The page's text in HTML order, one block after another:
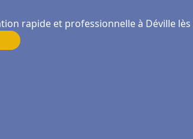
rapide et professionnelle à Déville lès